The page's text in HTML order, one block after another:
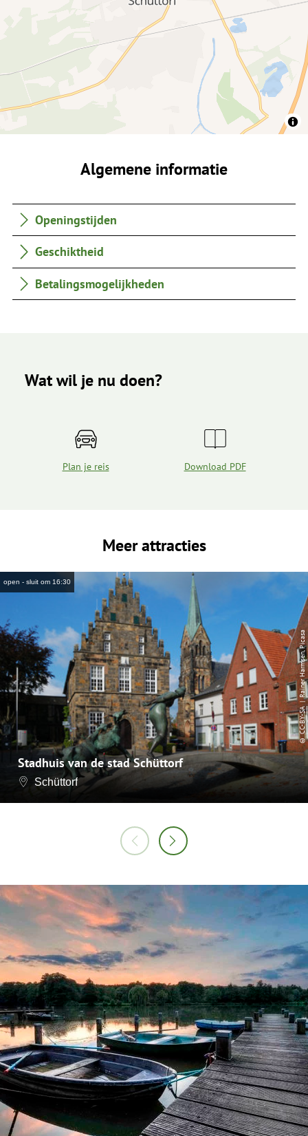
Algemene informatie
Openingstijden
Geschiktheid
Betalingsmogelijkheden
Wat wil je nu doen?
Plan je reis Download PDF
Meer attracties
open - sluit om 16:30
Stadhuis van de stad Schüttorf
Schüttorf
©
CC-BY-SA
| Rainer Harmsen, Picasa